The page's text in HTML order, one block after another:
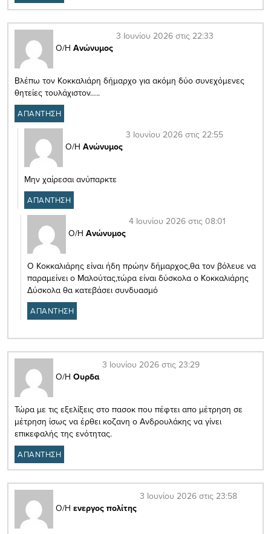
Ο/Η Ανώνυμος
3 Ιουνίου 2026 στις 22:33
Βλέπω τον Κοκκαλιάρη δήμαρχο για ακόμη δύο συνεχόμενες
θητείες τουλάχιστον…..
ΑΠΑΝΤΗΣΗ
Ο/Η Ανώνυμος
3 Ιουνίου 2026 στις 22:55
Μην χαίρεσαι ανύπαρκτε
ΑΠΑΝΤΗΣΗ
Ο/Η Ανώνυμος
4 Ιουνίου 2026 στις 08:01
Ο Κοκκαλιάρης είναι ήδη πρώην δήμαρχος,θα τον βόλευε να
παραμείνει ο Μαλούτας,τώρα είναι δύσκολα ο Κοκκαλιάρης
Δύσκολα θα κατεβάσει συνδυασμό
ΑΠΑΝΤΗΣΗ
Ο/Η Ουρδα
3 Ιουνίου 2026 στις 23:29
Τώρα με τις εξελίξεις στο πασοκ που πέφτει απο μέτρηση σε
μέτρηση ίσως να έρθει κοζανη ο Ανδρουλάκης να γίνει
επικεφαλής της ενότητας.
ΑΠΑΝΤΗΣΗ
Ο/Η ενεργος πολίτης
3 Ιουνίου 2026 στις 23:58